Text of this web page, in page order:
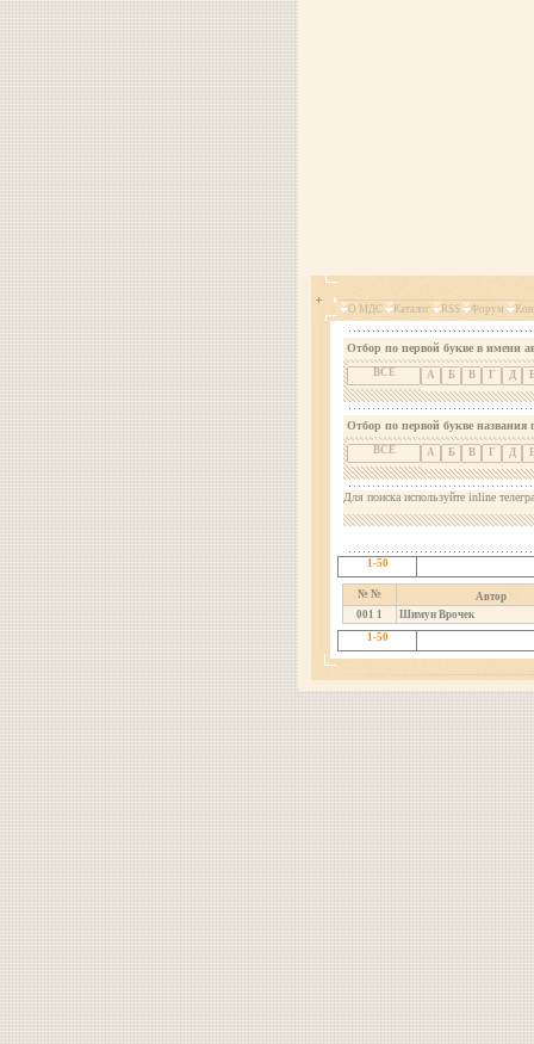
О МДС Каталог RSS Форум
Отбор по первой букве в имени
ВСЕ А Б В Г Д
Отбор по первой букве названия
ВСЕ А Б В Г Д
Для поиска используйте inline
1-50
№ №
Автор
001 1
Шимун Врочек
1-50